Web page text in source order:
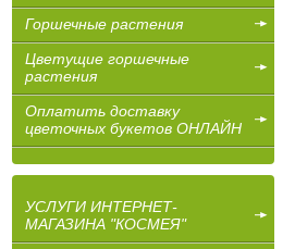
Горшечные растения
Цветущие горшечные
растения
Оплатить доставку
цветочных букетов ОНЛАЙН
УСЛУГИ ИНТЕРНЕТ-
МАГАЗИНА "КОСМЕЯ"